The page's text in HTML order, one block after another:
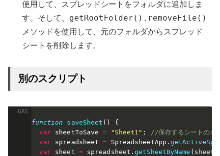
使用して、スプレッドシートをフォルダに追加しま
す。そして、 getRootFolder().removeFile()
メソッドを使用して、元のフォルダからスプレッド
シートを削除します。
別のスクリプト
function saveSheet ( )
{
var sheetToSave = "Sheet1" ;
//保存するシートの名
var spreadsheet = SpreadsheetApp .
var sheet = spreadsheet .getSheetByName (